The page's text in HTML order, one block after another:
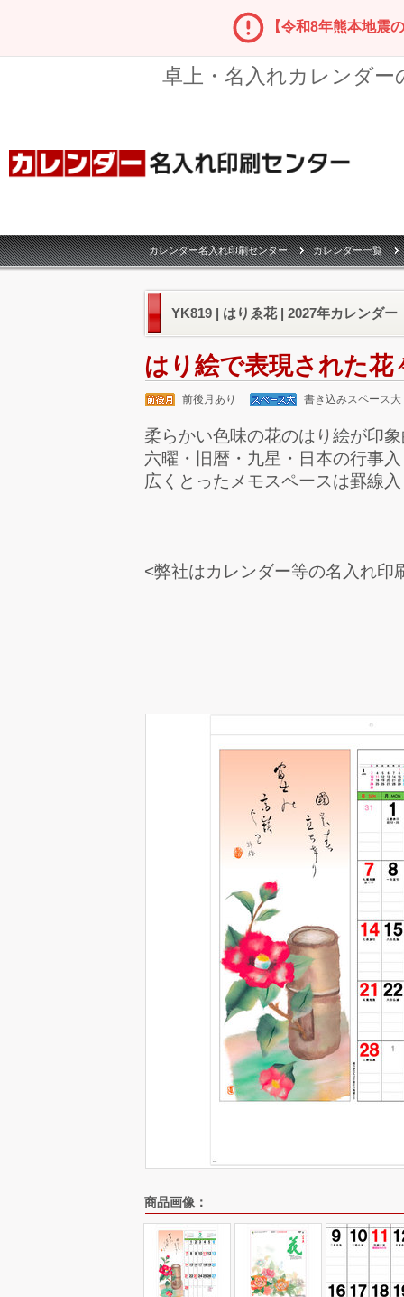
【令和8年熊本地震
卓上・名入れカレンダ
カレンダー名入れ印刷センター カレンダー一覧
YK819 | はりゑ花 | 2027年カレンダー
はり絵で表現された花
前後月あり 書き込みスペース大
柔らかい色味の花のはり絵が印
六曜・旧暦・九星・日本の行事
広くとったメモスペースは罫線
<弊社はカレンダー等の名入れ印
商品画像：